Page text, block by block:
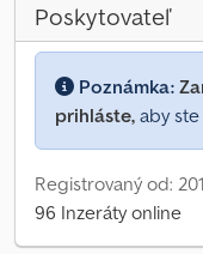
Poskytovateľ
Poznámka:
prihláste, aby
Registrovaný od:
96 Inzeráty online